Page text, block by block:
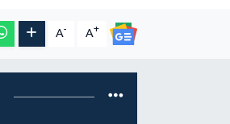
A- A+